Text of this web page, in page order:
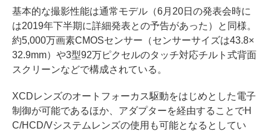
基本的な撮影性能は通常モデル（6月20日の発表会時に
は2019年下半期に詳細発表との予告があった）と同様。
約5,000万画素CMOSセンサー（センサーサイズは43.8×
32.9mm）や3型92万ピクセルのタッチ対応チルト式背面
スクリーンなどで構成されている。
XCDレンズのオートフォーカス駆動をはじめとした電子
制御が可能であるほか、アダプターを経由することでH
C/HCD/Vシステムレンズの使用も可能となるとしてい